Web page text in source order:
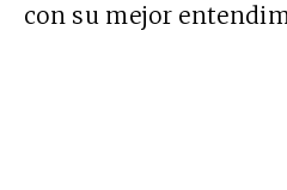
con su mejor